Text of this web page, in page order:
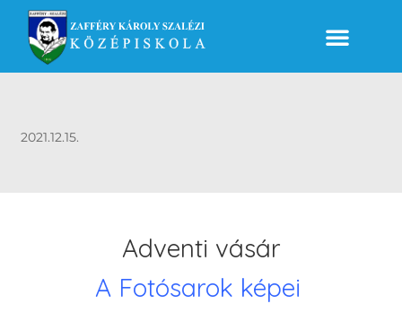
2021.12.15.
Adventi vásár
A Fotósarok képei